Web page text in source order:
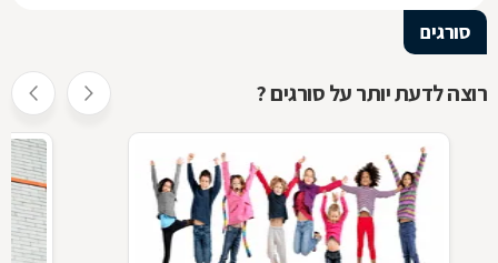
סורגים
רוצה לדעת יותר על סורגים ?